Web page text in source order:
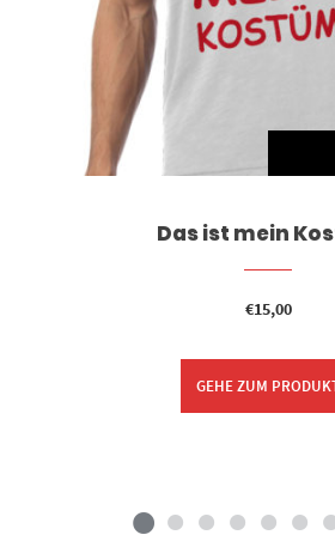
Das ist mein
€15,00
GEHE ZUM